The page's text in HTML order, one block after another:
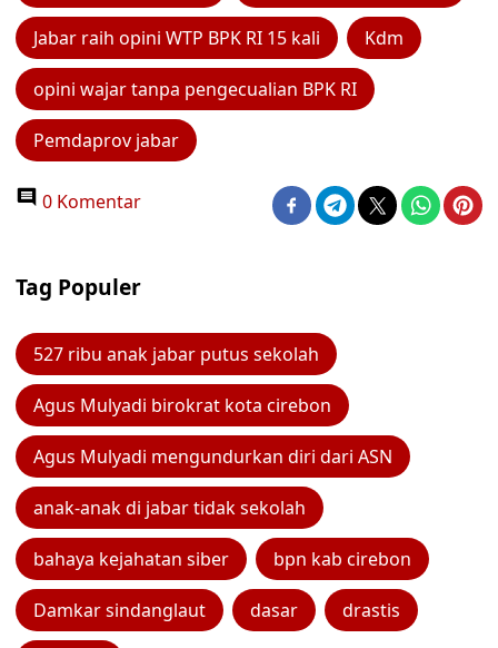
Jabar raih opini WTP BPK RI 15 kali Kdm
opini wajar tanpa pengecualian BPK RI
Pemdaprov jabar
0 Komentar
Tag Populer
527 ribu anak jabar putus sekolah
Agus Mulyadi birokrat kota cirebon
Agus Mulyadi mengundurkan diri dari ASN
anak-anak di jabar tidak sekolah
bahaya kejahatan siber bpn kab cirebon
Damkar sindanglaut dasar drastis